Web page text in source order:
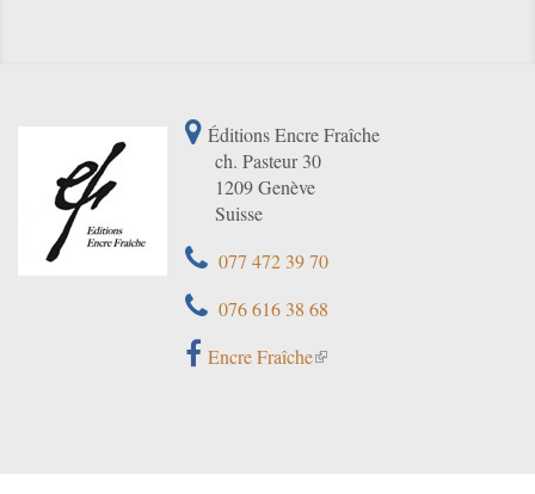
Éditions Encre Fraîche
ch. Pasteur 30
1209 Genève
Suisse
077 472 39 70
076 616 38 68
Encre Fraîche